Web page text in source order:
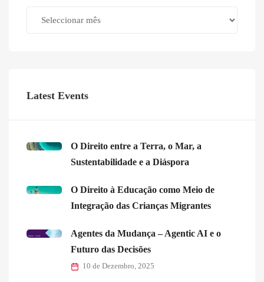
Latest Events
O Direito entre a Terra, o Mar, a
Sustentabilidade e a Diáspora
O Direito à Educação como Meio de
Integração das Crianças Migrantes
Agentes da Mudança – Agentic AI e o
Futuro das Decisões
10 de Dezembro, 2025